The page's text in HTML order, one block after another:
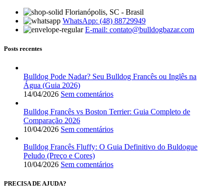
Florianópolis, SC - Brasil
WhatsApp: (48) 88729949
E-mail: contato@bulldogbazar.com
Posts recentes
Bulldog Pode Nadar? Seu Bulldog Francês ou Inglês na
Água (Guia 2026)
14/04/2026 Sem comentários
Bulldog Francês vs Boston Terrier: Guia Completo de
Comparação 2026
10/04/2026 Sem comentários
Bulldog Francês Fluffy: O Guia Definitivo do Buldogue
Peludo (Preço e Cores)
10/04/2026 Sem comentários
PRECISA DE AJUDA?